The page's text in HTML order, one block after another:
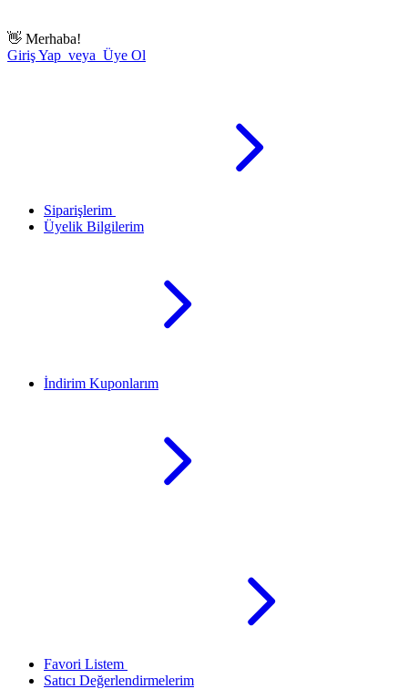
👋 Merhaba!
Giriş Yap veya Üye Ol
Siparişlerim
Üyelik Bilgilerim
İndirim Kuponlarım
Favori Listem
Satıcı Değerlendirmelerim